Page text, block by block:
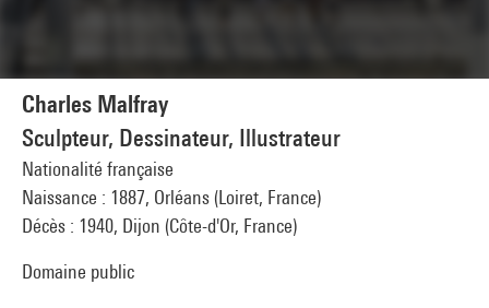
Charles Malfray
Sculpteur, Dessinateur, Illustrateur
Nationalité française
Naissance : 1887, Orléans (Loiret, France)
Décès : 1940, Dijon (Côte-d'Or, France)
Domaine public